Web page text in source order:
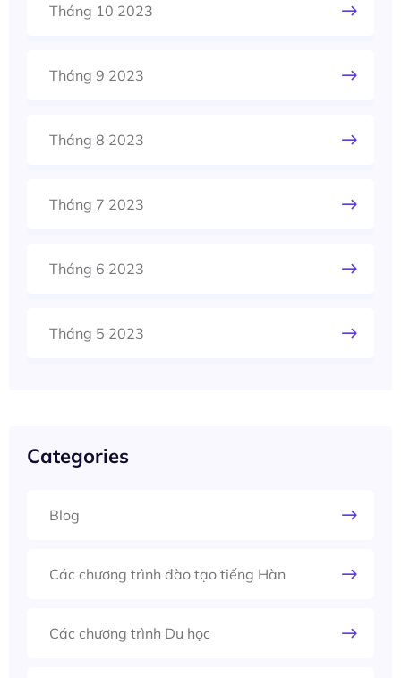
Tháng 10 2023
Tháng 9 2023
Tháng 8 2023
Tháng 7 2023
Tháng 6 2023
Tháng 5 2023
Categories
Blog
Các chương trình đào tạo tiếng Hàn
Các chương trình Du học